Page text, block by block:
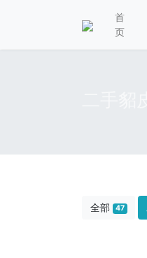
首
页
全部 47